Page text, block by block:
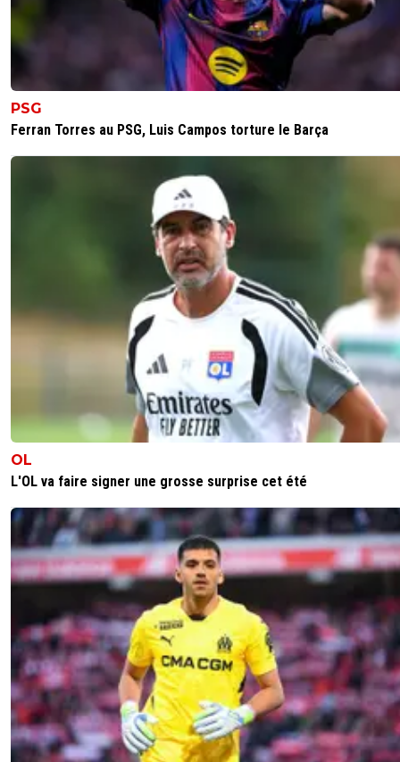
PSG
Ferran Torres au PSG, Luis Campos torture le Barça
OL
L'OL va faire signer une grosse surprise cet été